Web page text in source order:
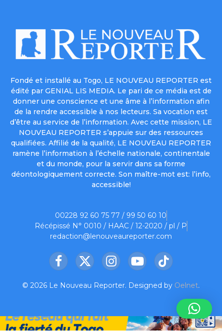
Fondé et installé au Togo, LE NOUVEAU REPORTER est
édité par GENIAL LIS MEDIA. Le pari de ce média est de
donner une conscience et une âme à l’information afin
de la rendre accessible à nos lecteurs. Sa vocation est
d’être au service de l’information. Avec cette mission, LE
NOUVEAU REPORTER s’appuie sur des ressources
qualifiées. Affilié de la qualité, LE NOUVEAU REPORTER
ramène l’information à l’échelle nationale, continentale
et du monde, pour la servir dans sa forme
déontologiquement correcte. Son maître-mot est: l’info,
accessible!
00228 92 60 75 77 / 99 50 60 10
Récépissé N° 0010 / HAAC / 12-2020 / pl / P
redaction@lenouveaureporter.com
Facebook
X
InstagramYouTubeTikTok
© 2026 Le Nouveau Reporter. Designed by Oelnet.